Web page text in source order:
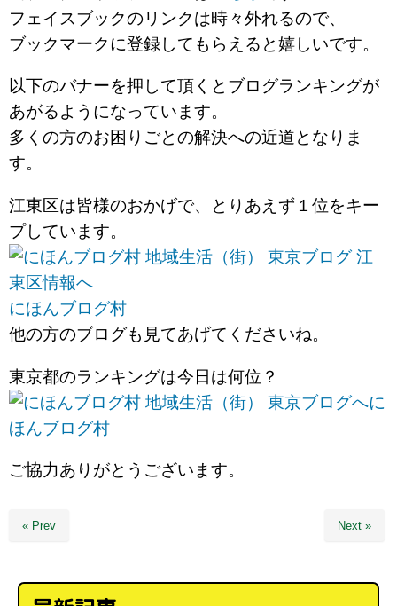
フェイスブックのリンクは時々外れるので、
ブックマークに登録してもらえると嬉しいです。
以下のバナーを押して頂くとブログランキングが
あがるようになっています。
多くの方のお困りごとの解決への近道となりま
す。
江東区は皆様のおかげで、とりあえず１位をキー
プしています。
にほんブログ村
他の方のブログも見てあげてくださいね。
東京都のランキングは今日は何位？
に
ほんブログ村
ご協力ありがとうございます。
« Prev Next »